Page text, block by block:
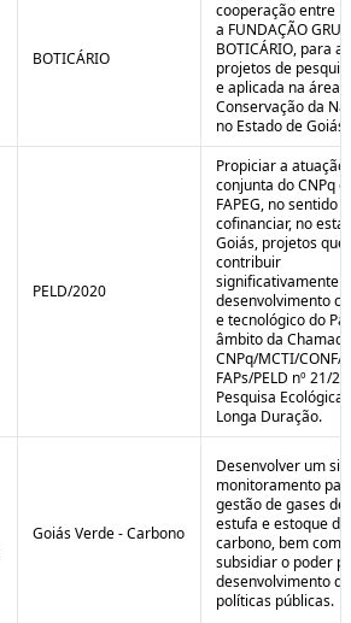
BOTICÁRIO
cooperação entre
a FUNDAÇÃO
BOTICÁRIO, para
projetos de
e aplicada na área
Conservação da
no Estado de Goiás.
PELD/2020
Propiciar a atuação
conjunta do CNPq e
FAPEG, no sentido
cofinanciar, no
Goiás, projetos que
contribuir
significativamente
desenvolvimento
e tecnológico do
âmbito da Chamada
CNPq/MCTI/
FAPs/PELD nº 21/
Pesquisa Ecológica
Longa Duração.
Goiás Verde - Carbono
Desenvolver um
monitoramento
gestão de gases
estufa e estoque de
carbono, bem como
subsidiar o poder
desenvolvimento de
políticas públicas.